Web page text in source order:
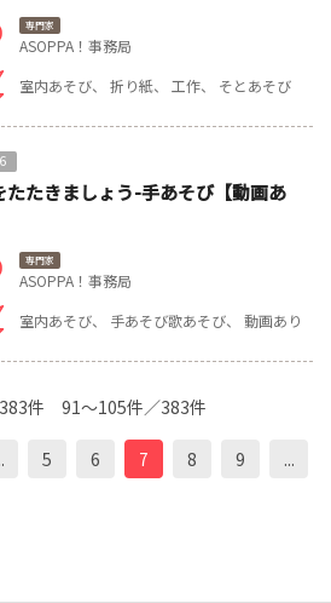
専門家
ASOPPA！事務局
室内あそび
折り紙 工作 そとあそび
6
たたきましょう-手あそび【動画あ
専門家
ASOPPA！事務局
室内あそび
手あそび歌あそび 動画あり
383件 91～105件／383件
5 6 7 8 9 ...